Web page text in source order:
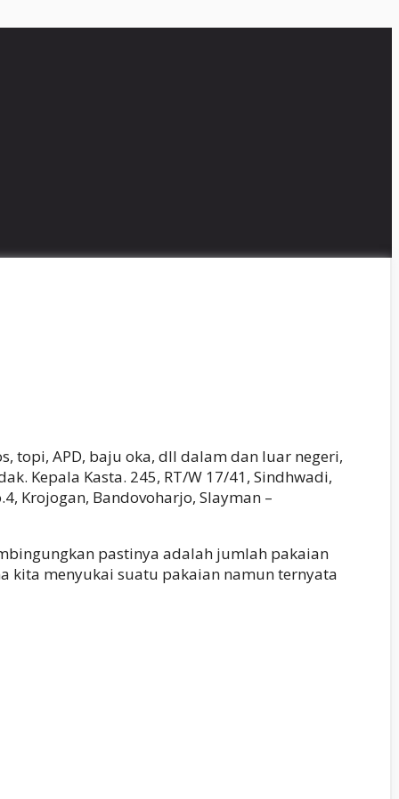
topi, APD, baju oka, dll dalam dan luar negeri,
Kepala Kasta. 245, RT/W 17/41, Sindhwadi,
Krojogan, Bandovoharjo, Slayman –
pastinya adalah jumlah pakaian
kita menyukai suatu pakaian namun ternyata